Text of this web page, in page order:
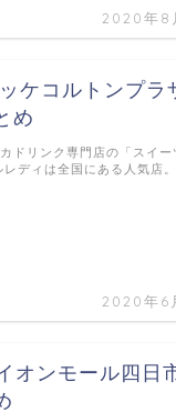
2020年8
ケコルトンプラ
め
2020年6
ドリンク専門店の「スイー
レディは全国にある人気店
オンモール四日